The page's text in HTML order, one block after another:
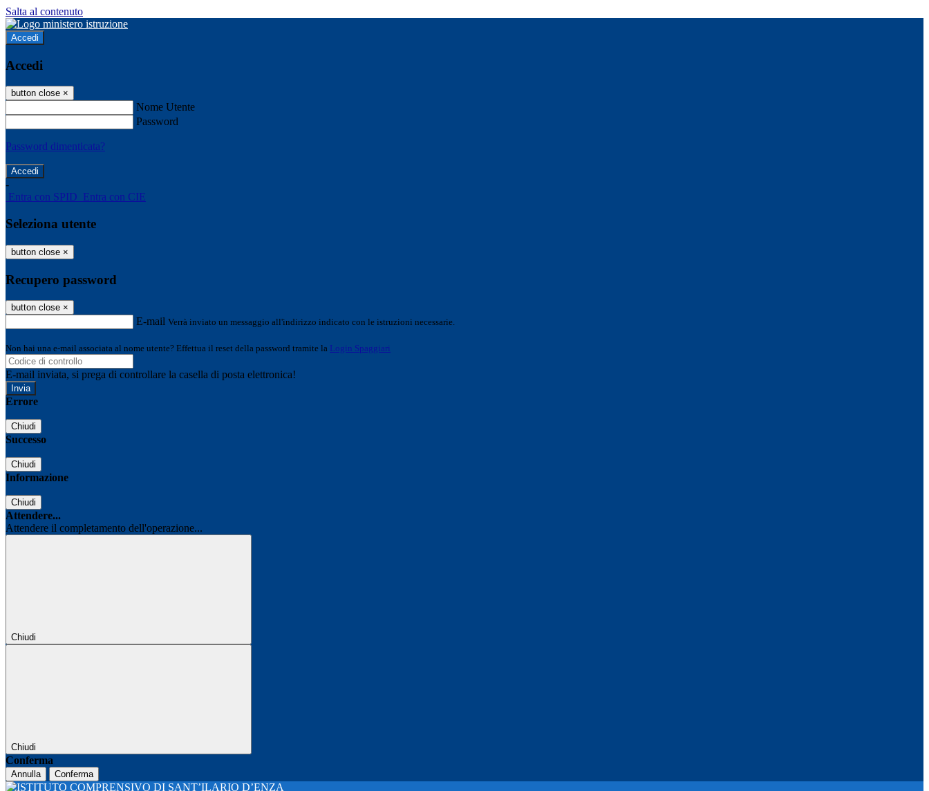
Salta al contenuto
Accedi
Accedi
button close ×
Nome Utente
Password
Password dimenticata?
-
Entra con SPID Entra con CIE
Seleziona utente
button close ×
Recupero password
button close ×
E-mail Verrà inviato un messaggio all'indirizzo indicato con le istruzioni necessarie.
Non hai una e-mail associata al nome utente? Effettua il reset della password tramite la Login Spaggiari
E-mail inviata, si prega di controllare la casella di posta elettronica!
Errore
Chiudi
Successo
Chiudi
Informazione
Chiudi
Attendere...
Attendere il completamento dell'operazione...
Chiudi
Chiudi
Conferma
Annulla Conferma